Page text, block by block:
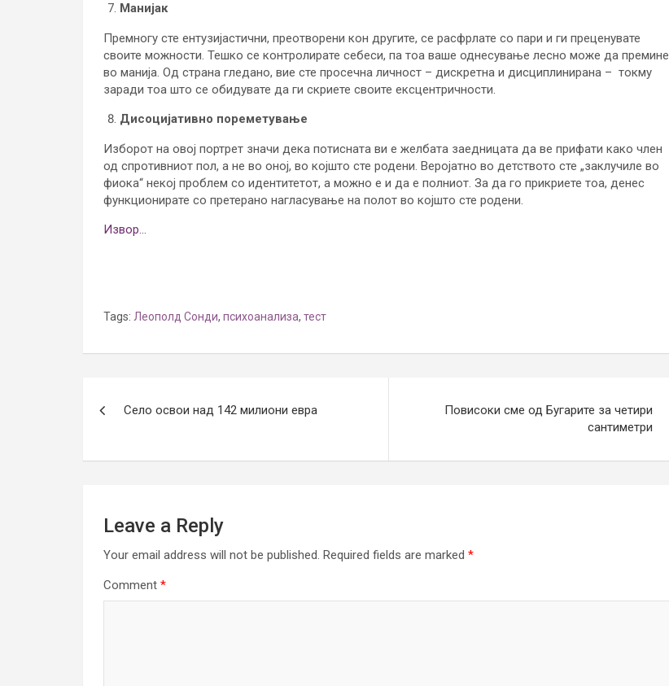
Манијак
Премногу сте ентузијастични, преотворени кон другите, се расфрлате со пари и ги преценувате
своите можности. Тешко се контролирате себеси, па тоа ваше однесување лесно може да премине
во манија. Од страна гледано, вие сте просечна личност – дискретна и дисциплинирана – токму
заради тоа што се обидувате да ги скриете своите ексцентричности.
Дисоцијативно пореметување
Изборот на овој портрет значи дека потисната ви е желбата заедницата да ве прифати како член
од спротивниот пол, а не во оној, во којшто сте родени. Веројатно во детството сте „заклучиле во
фиока“ некој проблем со идентитетот, а можно е и да е полниот. За да го прикриете тоа, денес
функционирате со претерано нагласување на полот во којшто сте родени.
Извор…
Tags: Леополд Сонди, психоанализа, тест
Село освои над 142 милиони евра
Повисоки сме од Бугарите за четири
сантиметри
Leave a Reply
Your email address will not be published. Required fields are marked *
Comment *